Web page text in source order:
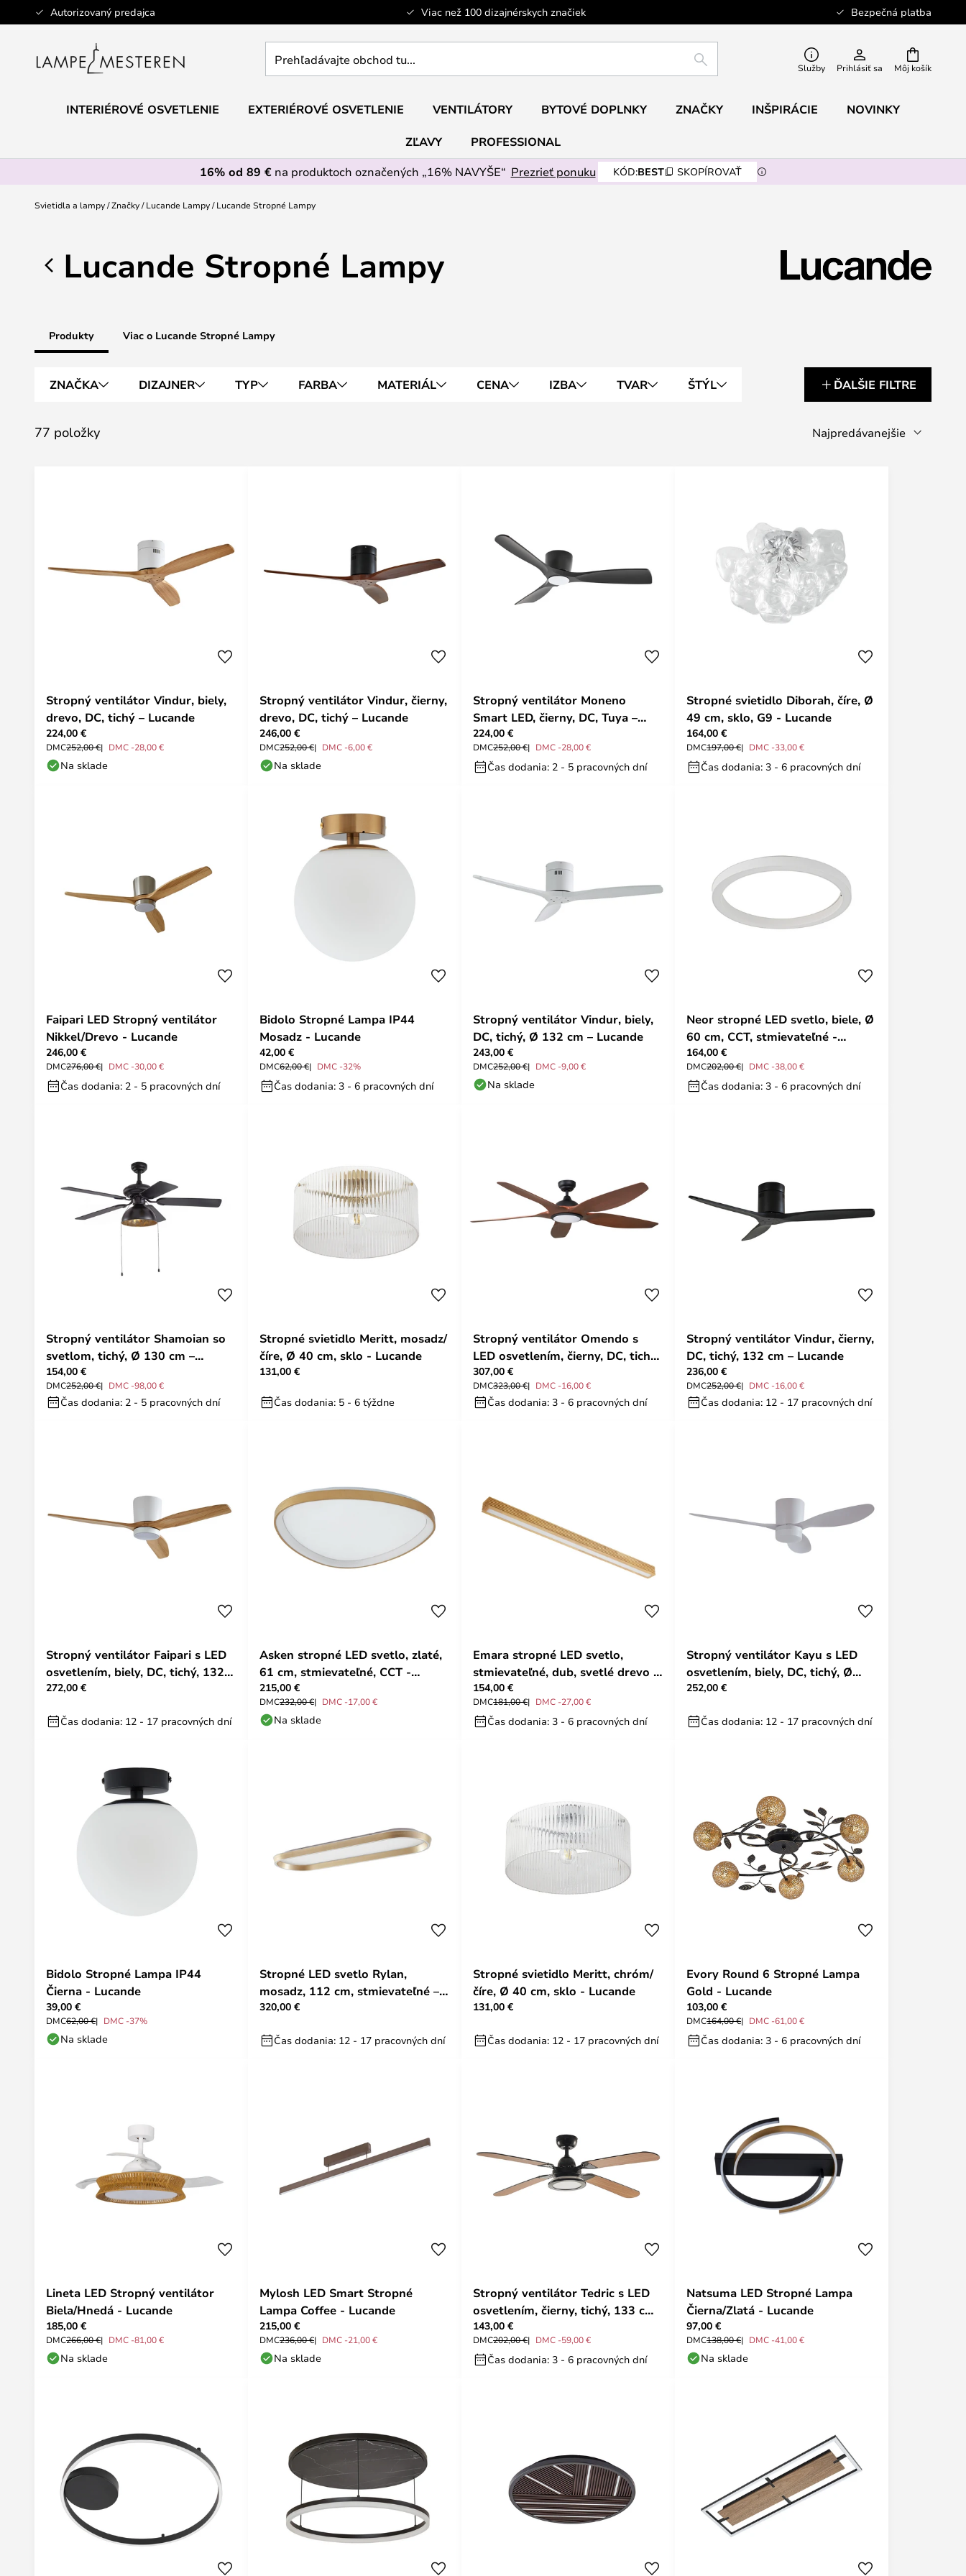
Autorizovaný predajca Viac než 100 dizajnérskych značiek Bezpečná platba
Skip
to
Môj košík
obchod
HĽADAŤ Služby Prihlásiť sa
INTERIÉROVÉ OSVETLENIE EXTERIÉROVÉ OSVETLENIE VENTILÁTORY BYTOVÉ DOPLNKY ZNAČKY INŠPIRÁCIE NOVINKY
ZĽAVY
PROFESSIONAL
16% od 89 €na produktoch označených „16% NAVYŠE“ Prezrieť ponuku KÓD:BEST SKOPÍROVAŤ
Svietidla a lampy Značky Lucande Lampy Lucande Stropné Lampy
Lucande Stropné Lampy
Produkty Viac o Lucande Stropné Lampy
ZNAČKA DIZAJNER TYP FARBA MATERIÁL CENA IZBA TVAR ŠTÝL ĎALŠIE FILTRE
77 položky
Stropný ventilátor Vindur, biely,
drevo, DC, tichý – Lucande
224,00 €
DMC252,00 € DMC -28,00 €
Na sklade
Stropný ventilátor Vindur, čierny,
drevo, DC, tichý – Lucande
246,00 €
DMC252,00 € DMC -6,00 €
Na sklade
Stropný ventilátor Moneno
Smart LED, čierny, DC, Tuya –
Lucande
224,00 €
DMC252,00 € DMC -28,00 €
Čas dodania: 2 - 5 pracovných dní
Stropné svietidlo Diborah, číre, Ø
49 cm, sklo, G9 - Lucande
164,00 €
DMC197,00 € DMC -33,00 €
Čas dodania: 3 - 6 pracovných dní
Faipari LED Stropný ventilátor
Nikkel/Drevo - Lucande
246,00 €
DMC276,00 € DMC -30,00 €
Čas dodania: 2 - 5 pracovných dní
Bidolo Stropné Lampa IP44
Mosadz - Lucande
42,00 €
DMC62,00 € DMC -32%
Čas dodania: 3 - 6 pracovných dní
Stropný ventilátor Vindur, biely,
DC, tichý, Ø 132 cm – Lucande
243,00 €
DMC252,00 € DMC -9,00 €
Na sklade
Neor stropné LED svetlo, biele, Ø
60 cm, CCT, stmievateľné -
Lucande
164,00 €
DMC202,00 € DMC -38,00 €
Čas dodania: 3 - 6 pracovných dní
Stropný ventilátor Shamoian so
svetlom, tichý, Ø 130 cm –
Lucande
154,00 €
DMC252,00 € DMC -98,00 €
Čas dodania: 2 - 5 pracovných dní
Stropné svietidlo Meritt, mosadz/
číre, Ø 40 cm, sklo - Lucande
131,00 €
Čas dodania: 5 - 6 týždne
Stropný ventilátor Omendo s
LED osvetlením, čierny, DC, tichý,
CCT – Lucande
307,00 €
DMC323,00 € DMC -16,00 €
Čas dodania: 3 - 6 pracovných dní
Stropný ventilátor Vindur, čierny,
DC, tichý, 132 cm – Lucande
236,00 €
DMC252,00 € DMC -16,00 €
Čas dodania: 12 - 17 pracovných dní
Stropný ventilátor Faipari s LED
osvetlením, biely, DC, tichý, 132
cm – Lucande
272,00 €
Čas dodania: 12 - 17 pracovných dní
Asken stropné LED svetlo, zlaté,
61 cm, stmievateľné, CCT -
Lucande
215,00 €
DMC232,00 € DMC -17,00 €
Na sklade
Emara stropné LED svetlo,
stmievateľné, dub, svetlé drevo -
Lucande
154,00 €
DMC181,00 € DMC -27,00 €
Čas dodania: 3 - 6 pracovných dní
Stropný ventilátor Kayu s LED
osvetlením, biely, DC, tichý, Ø
132 cm – Lucande
252,00 €
Čas dodania: 12 - 17 pracovných dní
Bidolo Stropné Lampa IP44
Čierna - Lucande
39,00 €
DMC62,00 € DMC -37%
Na sklade
Stropné LED svetlo Rylan,
mosadz, 112 cm, stmievateľné –
Lucande
320,00 €
Čas dodania: 12 - 17 pracovných dní
Stropné svietidlo Meritt, chróm/
číre, Ø 40 cm, sklo - Lucande
131,00 €
Čas dodania: 12 - 17 pracovných dní
Evory Round 6 Stropné Lampa
Gold - Lucande
103,00 €
DMC164,00 € DMC -61,00 €
Čas dodania: 3 - 6 pracovných dní
Lineta LED Stropný ventilátor
Biela/Hnedá - Lucande
185,00 €
DMC266,00 € DMC -81,00 €
Na sklade
Mylosh LED Smart Stropné
Lampa Coffee - Lucande
215,00 €
DMC236,00 € DMC -21,00 €
Na sklade
Stropný ventilátor Tedric s LED
osvetlením, čierny, tichý, 133 cm
– Lucande
143,00 €
DMC202,00 € DMC -59,00 €
Čas dodania: 3 - 6 pracovných dní
Natsuma LED Stropné Lampa
Čierna/Zlatá - Lucande
97,00 €
DMC138,00 € DMC -41,00 €
Na sklade